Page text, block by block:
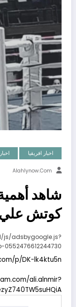
اخبار افريقيا
Alahlynow.com
شاهد
كوتش علي
adsbygoogle.js?
p/DK-lk4ktu5n
ali.alnmir?